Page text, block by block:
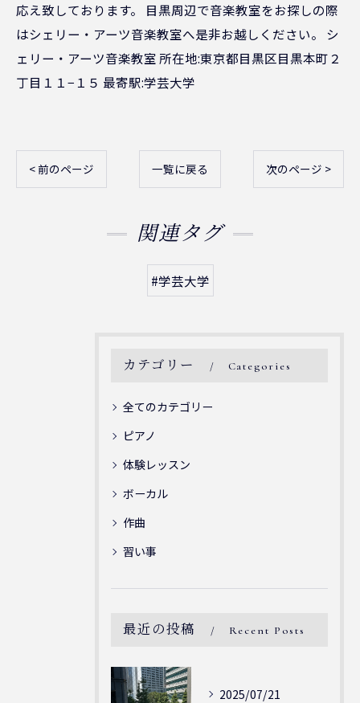
応え致しております。 目黒周辺で音楽教室をお探しの際
はシェリー・アーツ音楽教室へ是非お越しください。 シ
ェリー・アーツ音楽教室 所在地:東京都目黒区目黒本町２
丁目１１−１５ 最寄駅:学芸大学
< 前のページ 一覧に戻る 次のページ >
関連タグ
#学芸大学
カテゴリー Categories
全てのカテゴリー
ピアノ
体験レッスン
ボーカル
作曲
習い事
最近の投稿 Recent Posts
2025/07/21